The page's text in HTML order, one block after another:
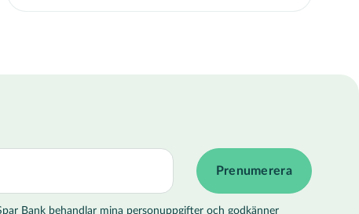
Bank behandlar mina personuppgifter och godkänner